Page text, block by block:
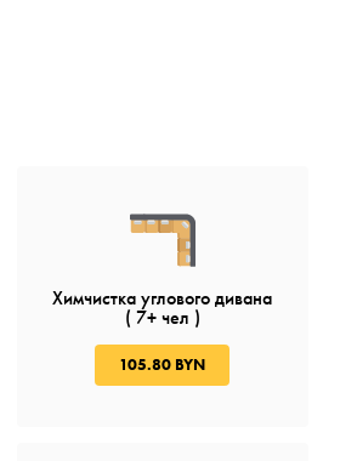
Химчистка углового дивана
( 7+ чел )
105.80 BYN